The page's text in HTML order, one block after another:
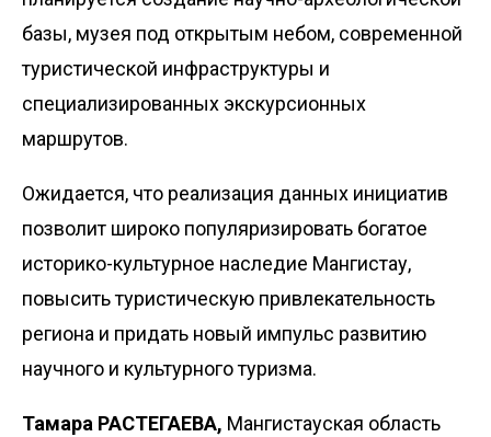
базы, музея под открытым небом, современной
туристической инфраструктуры и
специализированных экскурсионных
маршрутов.
Ожидается, что реализация данных инициатив
позволит широко популяризировать богатое
историко-культурное наследие Мангистау,
повысить туристическую привлекательность
региона и придать новый импульс развитию
научного и культурного туризма.
Тамара РАСТЕГАЕВА, Мангистауская область